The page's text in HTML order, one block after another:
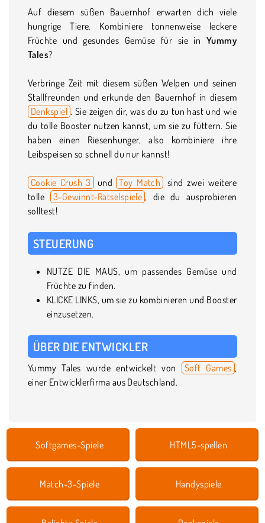
Auf diesem süßen Bauernhof erwarten dich viele
hungrige Tiere. Kombiniere tonnenweise leckere
Früchte und gesundes Gemüse für sie in Yummy
Tales?
Verbringe Zeit mit diesem süßen Welpen und seinen
Stallfreunden und erkunde den Bauernhof in diesem
Denkspiel . Sie zeigen dir, was du zu tun hast und wie
du tolle Booster nutzen kannst, um sie zu füttern. Sie
haben einen Riesenhunger, also kombiniere ihre
Leibspeisen so schnell du nur kannst!
Cookie Crush 3 und Toy Match
sind zwei weitere
tolle
3-Gewinnt-Rätselspiele , die du ausprobieren
solltest!
STEUERUNG
NUTZE DIE MAUS, um passendes Gemüse und
Früchte zu finden.
KLICKE LINKS, um sie zu kombinieren und Booster
einzusetzen.
ÜBER DIE ENTWICKLER
Yummy Tales wurde entwickelt von Soft Games ,
einer Entwicklerfirma aus Deutschland.
Softgames-Spiele HTML5-spellen
Match-3-Spiele Handyspiele